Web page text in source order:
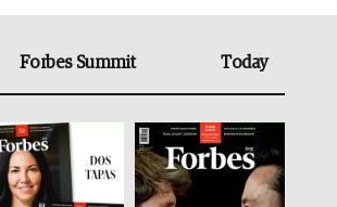
Forbes Summit Today